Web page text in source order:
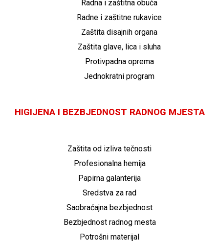
Radna i zaštitna obuća
Radne i zaštitne rukavice
Zaštita disajnih organa
Zaštita glave, lica i sluha
Protivpadna oprema
Jednokratni program
HIGIJENA I BEZBJEDNOST RADNOG MJESTA
Zaštita od izliva tečnosti
Profesionalna hemija
Papirna galanterija
Sredstva za rad
Saobraćajna bezbjednost
Bezbjednost radnog mesta
Potrošni materijal